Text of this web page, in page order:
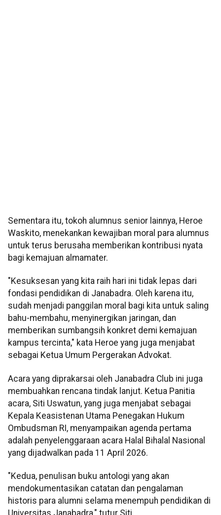
Sementara itu, tokoh alumnus senior lainnya, Heroe
Waskito, menekankan kewajiban moral para alumnus
untuk terus berusaha memberikan kontribusi nyata
bagi kemajuan almamater.
"Kesuksesan yang kita raih hari ini tidak lepas dari
fondasi pendidikan di Janabadra. Oleh karena itu,
sudah menjadi panggilan moral bagi kita untuk saling
bahu-membahu, menyinergikan jaringan, dan
memberikan sumbangsih konkret demi kemajuan
kampus tercinta," kata Heroe yang juga menjabat
sebagai Ketua Umum Pergerakan Advokat.
Acara yang diprakarsai oleh Janabadra Club ini juga
membuahkan rencana tindak lanjut. Ketua Panitia
acara, Siti Uswatun, yang juga menjabat sebagai
Kepala Keasistenan Utama Penegakan Hukum
Ombudsman RI, menyampaikan agenda pertama
adalah penyelenggaraan acara Halal Bihalal Nasional
yang dijadwalkan pada 11 April 2026.
"Kedua, penulisan buku antologi yang akan
mendokumentasikan catatan dan pengalaman
historis para alumni selama menempuh pendidikan di